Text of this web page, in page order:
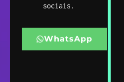
sociais.
WhatsApp